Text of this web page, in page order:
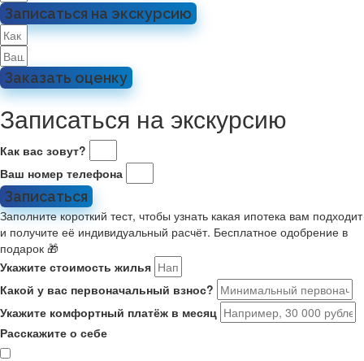
Записаться на экскурсию
Заказать оценку
Записаться на экскурсию
Как вас зовут?
Ваш номер телефона
Записаться
Заполните короткий тест, чтобы узнать какая ипотека вам подходит
и получите её индивидуальный расчёт. Бесплатное одобрение в
подарок 🎁
Укажите стоимость жилья
Какой у вас первоначальный взнос?
Укажите комфортный платёж в месяц
Расскажите о себе